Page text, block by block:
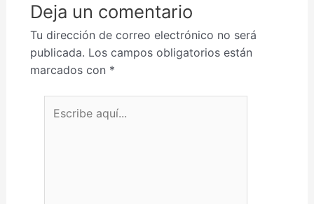
Deja un comentario
Tu dirección de correo electrónico no será
publicada. Los campos obligatorios están
marcados con *